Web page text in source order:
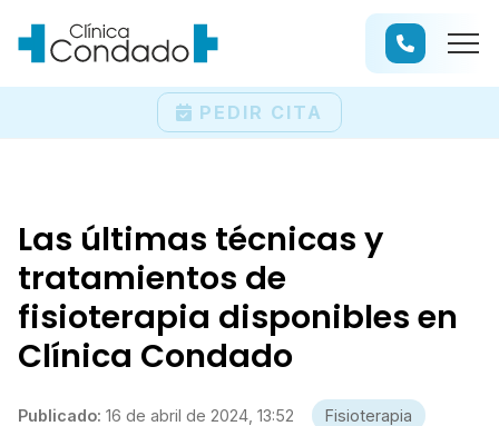
PEDIR CITA
Las últimas técnicas y
tratamientos de
fisioterapia disponibles en
Clínica Condado
Publicado: 16 de abril de 2024, 13:52 Fisioterapia